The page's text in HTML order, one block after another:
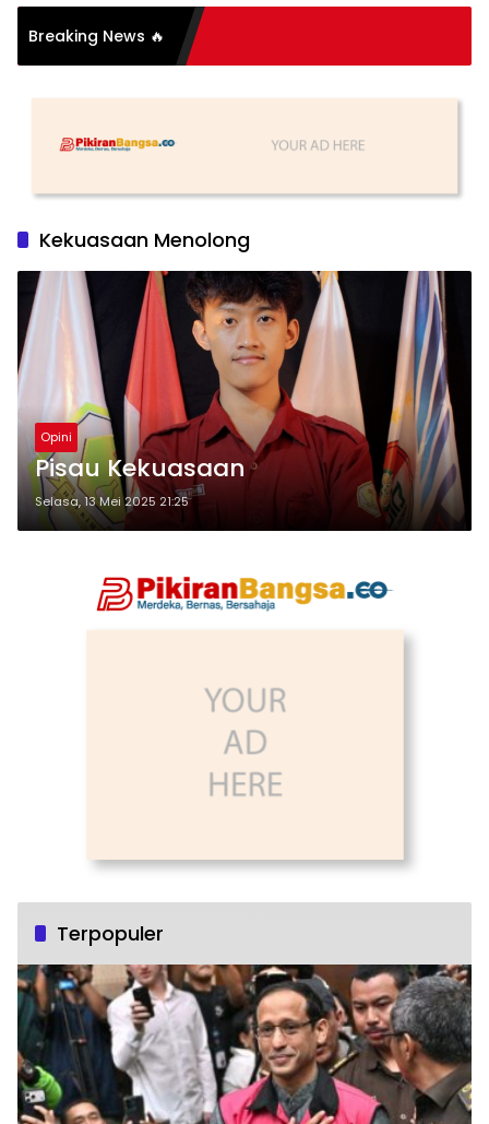
Breaking News 🔥
Antara
Substansi
Kekuasaan Menolong
Opini
Pisau Kekuasaan
Selasa, 13 Mei 2025 21:25
Terpopuler